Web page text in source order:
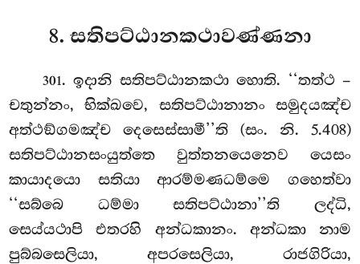
8. සතිපට්ඨානකථාවණ්ණනා
301. ඉදානි සතිපට්ඨානකථා හොති. ‘‘තත්ථ –
චතුන්නං, භික්ඛවෙ, සතිපට්ඨානානං සමුදයඤ්ච
අත්ථඞ්ගමඤ්ච දෙසෙස්සාමී’’ති (සං. නි. 5.408)
සතිපට්ඨානසංයුත්තෙ වුත්තනයෙනෙව යෙසං
කායාදයො සතියා ආරම්මණධම්මෙ ගහෙත්වා
‘‘සබ්බෙ ධම්මා සතිපට්ඨානා’’ති ලද්ධි,
සෙය්යථාපි එතරහි අන්ධකානං. අන්ධකා නාම
පුබ්බසෙලියා, අපරසෙලියා, රාජගිරියා,